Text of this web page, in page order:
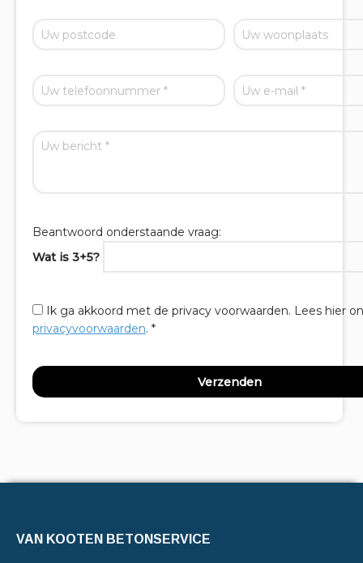
Beantwoord onderstaande vraag:
Wat is 3+5?
Ik ga akkoord met de privacy voorwaarden. Lees hier
privacyvoorwaarden. *
VAN KOOTEN BETONSERVICE